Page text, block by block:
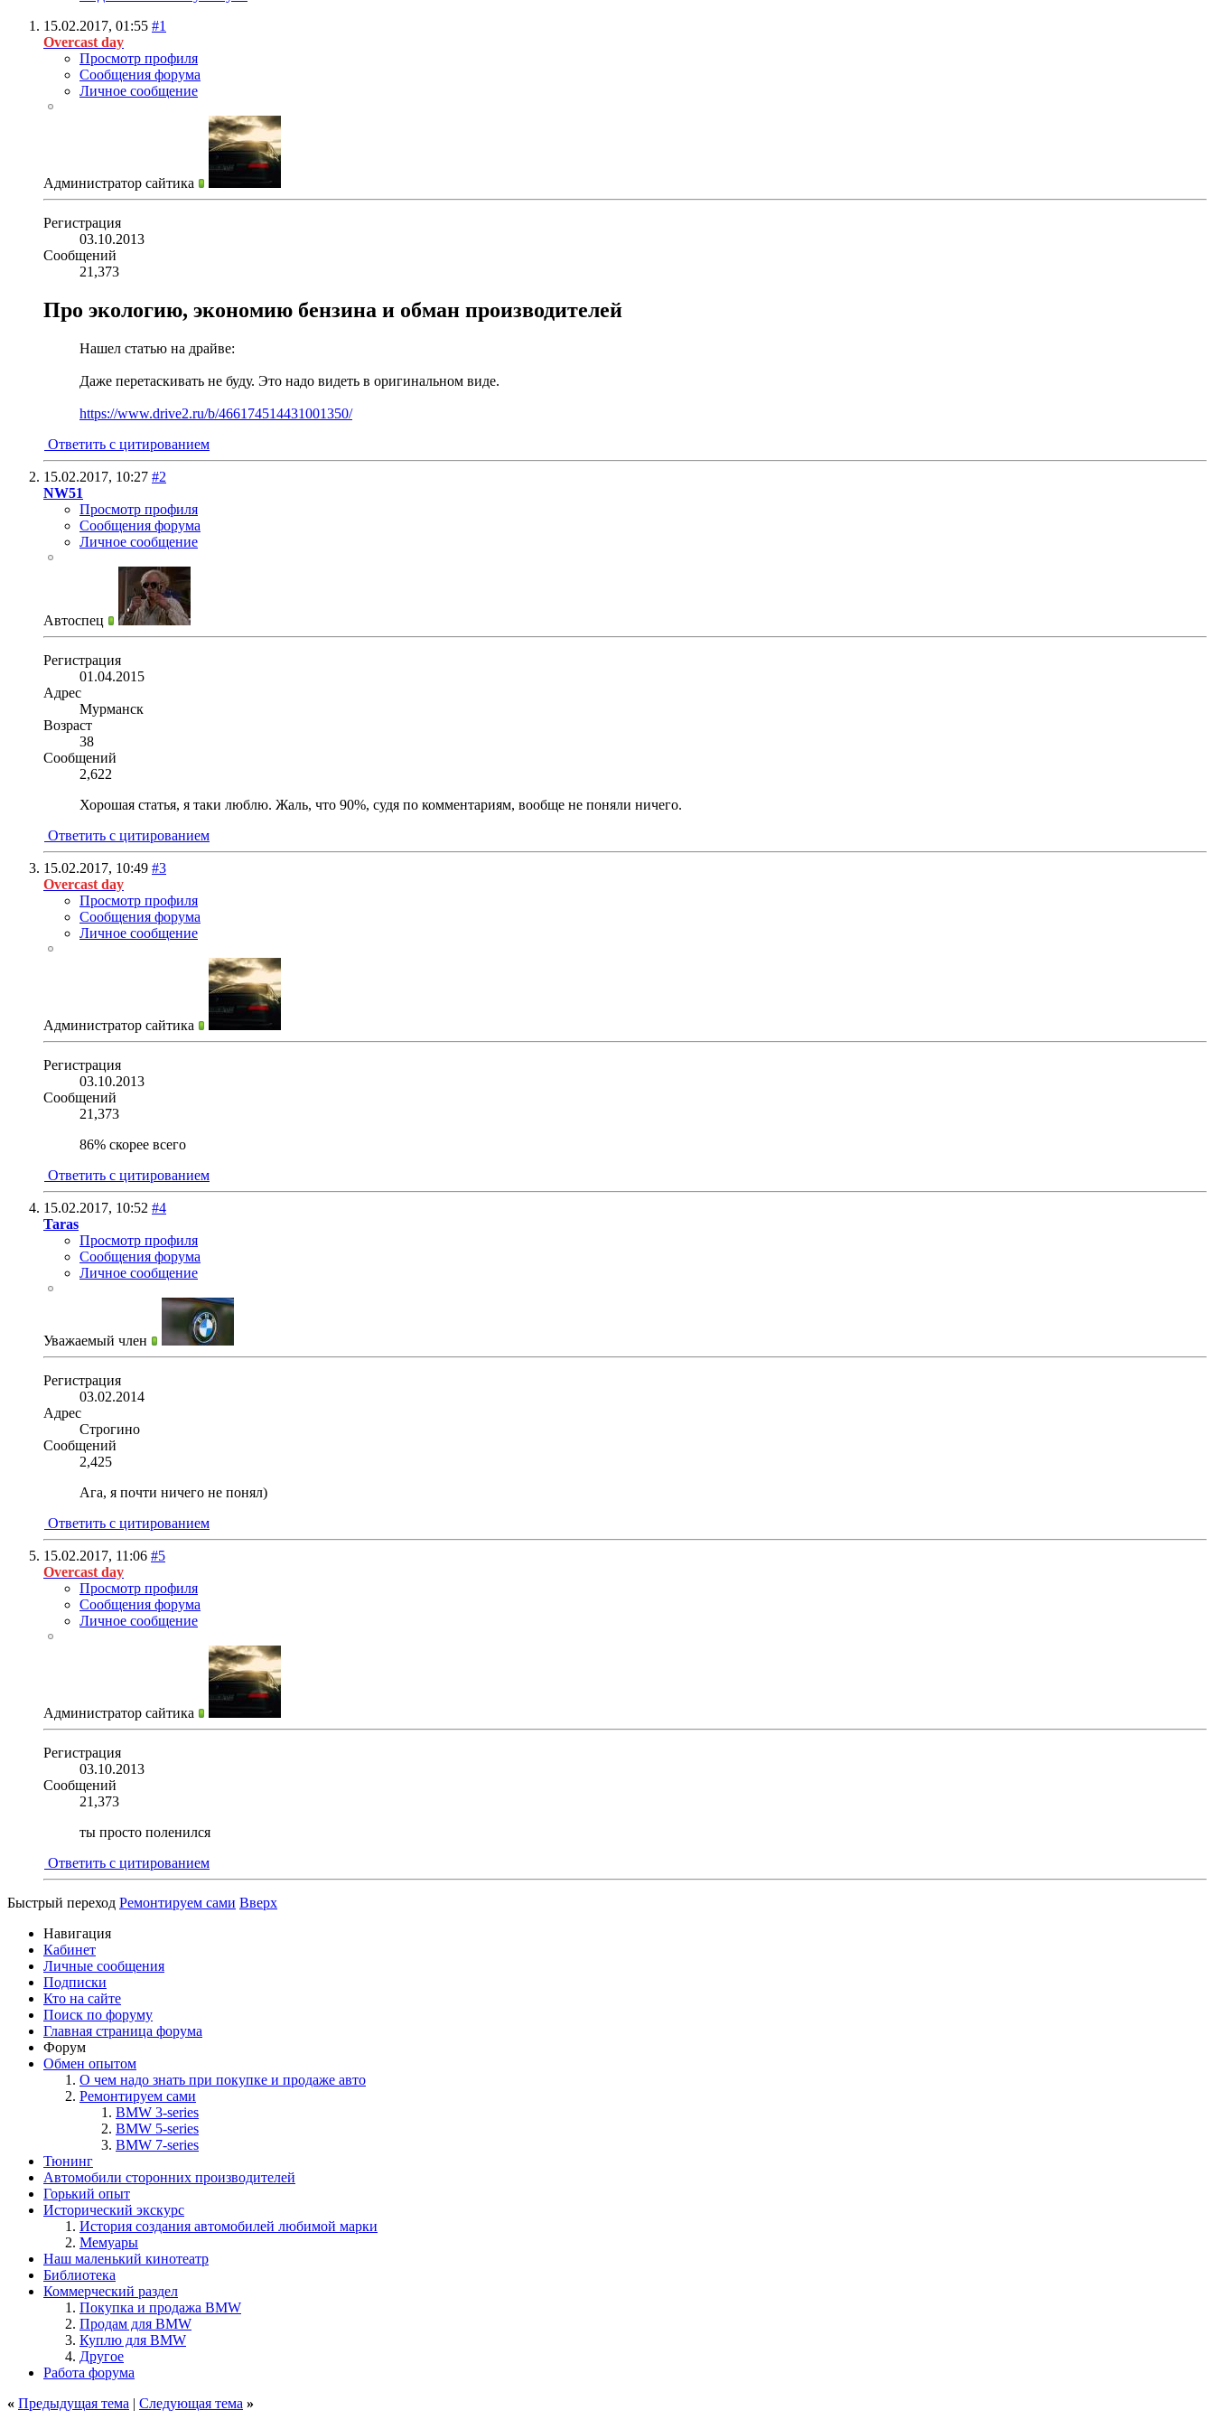
15.02.2017, 01:55 #1
Overcast day
Просмотр профиля
Сообщения форума
Личное сообщение
Администратор сайтика
Регистрация
03.10.2013
Сообщений
21,373
Про экологию, экономию бензина и обман производителей
Нашел статью на драйве:
Даже перетаскивать не буду. Это надо видеть в оригинальном виде.
https://www.drive2.ru/b/466174514431001350/
Ответить с цитированием
15.02.2017, 10:27 #2
NW51
Просмотр профиля
Сообщения форума
Личное сообщение
Автоспец
Регистрация
01.04.2015
Адрес
Мурманск
Возраст
38
Сообщений
2,622
Хорошая статья, я таки люблю. Жаль, что 90%, судя по комментариям, вообще не поняли ничего.
Ответить с цитированием
15.02.2017, 10:49 #3
Overcast day
Просмотр профиля
Сообщения форума
Личное сообщение
Администратор сайтика
Регистрация
03.10.2013
Сообщений
21,373
86% скорее всего
Ответить с цитированием
15.02.2017, 10:52 #4
Taras
Просмотр профиля
Сообщения форума
Личное сообщение
Уважаемый член
Регистрация
03.02.2014
Адрес
Строгино
Сообщений
2,425
Ага, я почти ничего не понял)
Ответить с цитированием
15.02.2017, 11:06 #5
Overcast day
Просмотр профиля
Сообщения форума
Личное сообщение
Администратор сайтика
Регистрация
03.10.2013
Сообщений
21,373
ты просто поленился
Ответить с цитированием
Быстрый переход Ремонтируем сами Вверх
Навигация
Кабинет
Личные сообщения
Подписки
Кто на сайте
Поиск по форуму
Главная страница форума
Форум
Обмен опытом
О чем надо знать при покупке и продаже авто
Ремонтируем сами
BMW 3-series
BMW 5-series
BMW 7-series
Тюнинг
Автомобили сторонних производителей
Горький опыт
Исторический экскурс
История создания автомобилей любимой марки
Мемуары
Наш маленький кинотеатр
Библиотека
Коммерческий раздел
Покупка и продажа BMW
Продам для BMW
Куплю для BMW
Другое
Работа форума
« Предыдущая тема | Следующая тема »